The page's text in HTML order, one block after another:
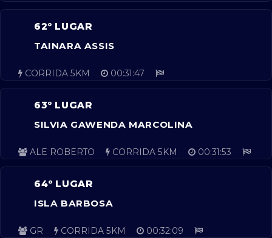
62º LUGAR
TAINARA ASSIS
CORRIDA 5KM 00:31:47
63º LUGAR
SILVIA GAWENDA MARCOLINA
ALE ROBERTO CORRIDA 5KM 00:31:53
64º LUGAR
ISLA BARBOSA
GR CORRIDA 5KM 00:32:09